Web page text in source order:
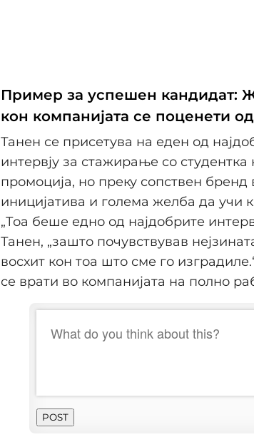
Пример за успешен кандидат:
кон компанијата се поценети
Танен се присетува на еден од
интервју за стажирање со
промоција, но преку сопствен
иницијатива и голема желба да учи
„Тоа беше едно од најдобрите
Танен, „зашто почувствував
восхит кон тоа што сме го
се врати во компанијата на полно
POST